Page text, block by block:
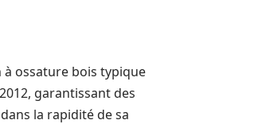
à ossature bois typique
garantissant des
la rapidité de sa